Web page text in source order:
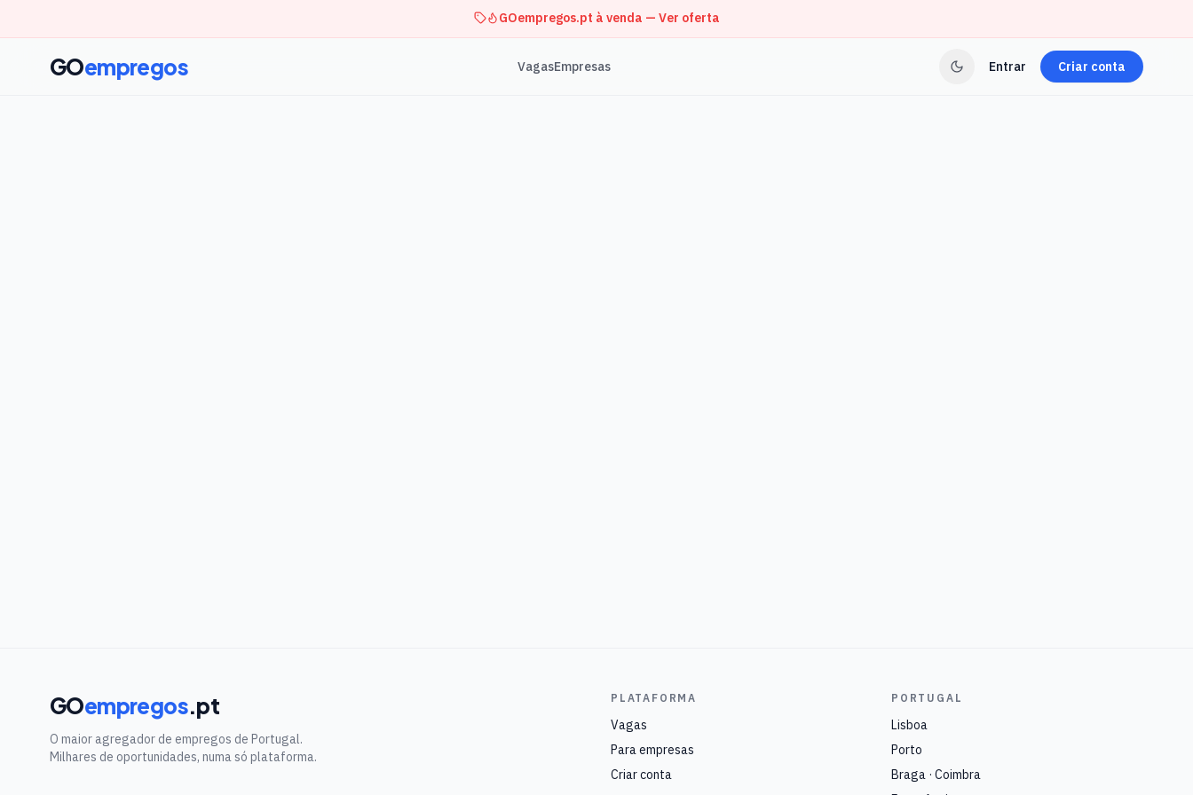
GOempregos.pt à venda — Ver oferta
GOempregos VagasEmpresas Entrar Criar conta
GOempregos.pt
O maior agregador de empregos de Portugal.
Milhares de oportunidades, numa só plataforma.
PLATAFORMA
Vagas
Para empresas
Criar conta
PORTUGAL
Lisboa
Porto
Braga · Coimbra